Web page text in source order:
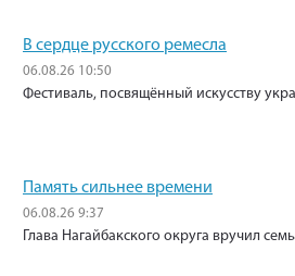
В сердце русского ремесла
06.08.26 10:50
Фестиваль, посвящённый искусству
Память сильнее времени
06.08.26 9:37
Глава Нагайбакского округа вручил